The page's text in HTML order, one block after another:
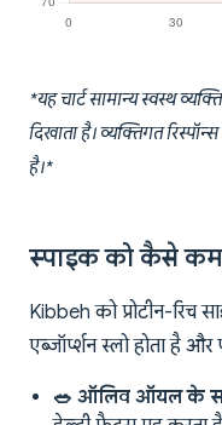
*यह चार्ट सामान्य स्वस्थ
दिखाता है। व्यक्तिगत
है।*
स्पाइक को कैसे
Kibbeh को प्रोटीन-रिच
एब्जॉर्प्शन स्लो होता है
🥗 ऑलिव ऑयल के